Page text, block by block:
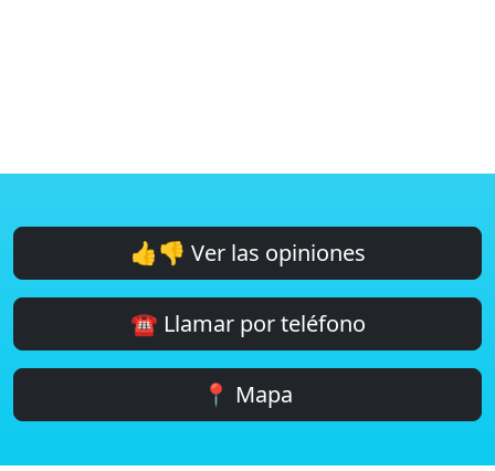
👍👎 Ver las opiniones
☎️ Llamar por teléfono
📍 Mapa